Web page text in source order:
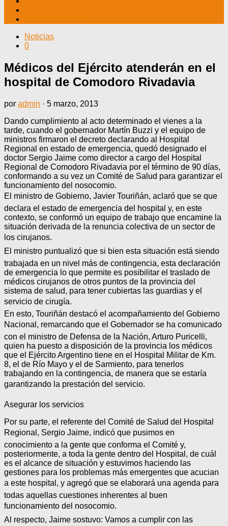
Noticias
0
Médicos del Ejército atenderán en el
hospital de Comodoro Rivadavia
por admin · 5 marzo, 2013
Dando cumplimiento al acto determinado el vienes a la
tarde, cuando el gobernador Martín Buzzi y el equipo de
ministros firmaron el decreto declarando al Hospital
Regional en estado de emergencia, quedó designado el
doctor Sergio Jaime como director a cargo del Hospital
Regional de Comodoro Rivadavia por el término de 90 días,
conformando a su vez un Comité de Salud para garantizar el
funcionamiento del nosocomio.
El ministro de Gobierno, Javier Touriñán, aclaró que se que
declara el estado de emergencia del hospital y, en este
contexto, se conformó un equipo de trabajo que encamine la
situación derivada de la renuncia colectiva de un sector de
los cirujanos.
El ministro puntualizó que si bien esta situación está siendo
trabajada en un nivel más de contingencia, esta declaración
de emergencia lo que permite es posibilitar el traslado de
médicos cirujanos de otros puntos de la provincia del
sistema de salud, para tener cubiertas las guardias y el
servicio de cirugía.
En esto, Touriñán destacó el acompañamiento del Gobierno
Nacional, remarcando que el Gobernador se ha comunicado
con el ministro de Defensa de la Nación, Arturo Puricelli,
quien ha puesto a disposición de la provincia los médicos
que el Ejército Argentino tiene en el Hospital Militar de Km.
8, el de Río Mayo y el de Sarmiento, para tenerlos
trabajando en la contingencia, de manera que se estaría
garantizando la prestación del servicio.
Asegurar los servicios
Por su parte, el referente del Comité de Salud del Hospital
Regional, Sergio Jaime, indicó que pusimos en
conocimiento a la gente que conforma el Comité y,
posteriormente, a toda la gente dentro del Hospital, de cuál
es el alcance de situación y estuvimos haciendo las
gestiones para los problemas más emergentes que acucian
a este hospital, y agregó que se elaborará una agenda para
todas aquellas cuestiones inherentes al buen
funcionamiento del nosocomio.
Al respecto, Jaime sostuvo: Vamos a cumplir con las